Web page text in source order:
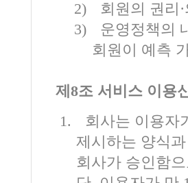
2)
회원의 권리 ·
3)
운영정책의
회원이 예측
제 8조 서비스 이용
1.
회사는 이용자
제시하는 양식
회사가 승인함